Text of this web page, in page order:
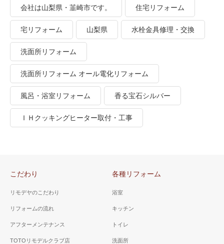
会社は山梨県・韮崎市です。 住宅リフォーム
宅リフォーム 山梨県 水栓金具修理・交換
洗面所リフォーム
洗面所リフォーム オール電化リフォーム
風呂・浴室リフォーム 香る宝石シルバー
ＩＨクッキングヒーター取付・工事
こだわり
リモデヤのこだわり
リフォームの流れ
アフターメンテナンス
TOTOリモデルクラブ店
各種リフォーム
浴室
キッチン
トイレ
洗面所